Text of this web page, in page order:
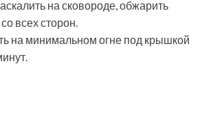
на сковороде, обжарить
всех сторон.
на минимальном огне под крышкой